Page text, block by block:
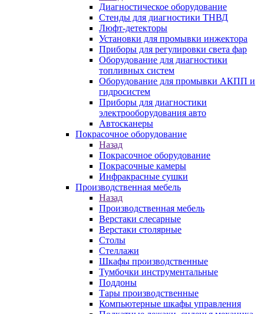
Диагностическое оборудование
Стенды для диагностики ТНВД
Люфт-детекторы
Установки для промывки инжектора
Приборы для регулировки света фар
Оборудование для диагностики
топливных систем
Оборудование для промывки АКПП и
гидросистем
Приборы для диагностики
электрооборудования авто
Автосканеры
Покрасочное оборудование
Назад
Покрасочное оборудование
Покрасочные камеры
Инфракрасные сушки
Производственная мебель
Назад
Производственная мебель
Верстаки слесарные
Верстаки столярные
Столы
Стеллажи
Шкафы производственные
Тумбочки инструментальные
Поддоны
Тары производственные
Компьютерные шкафы управления